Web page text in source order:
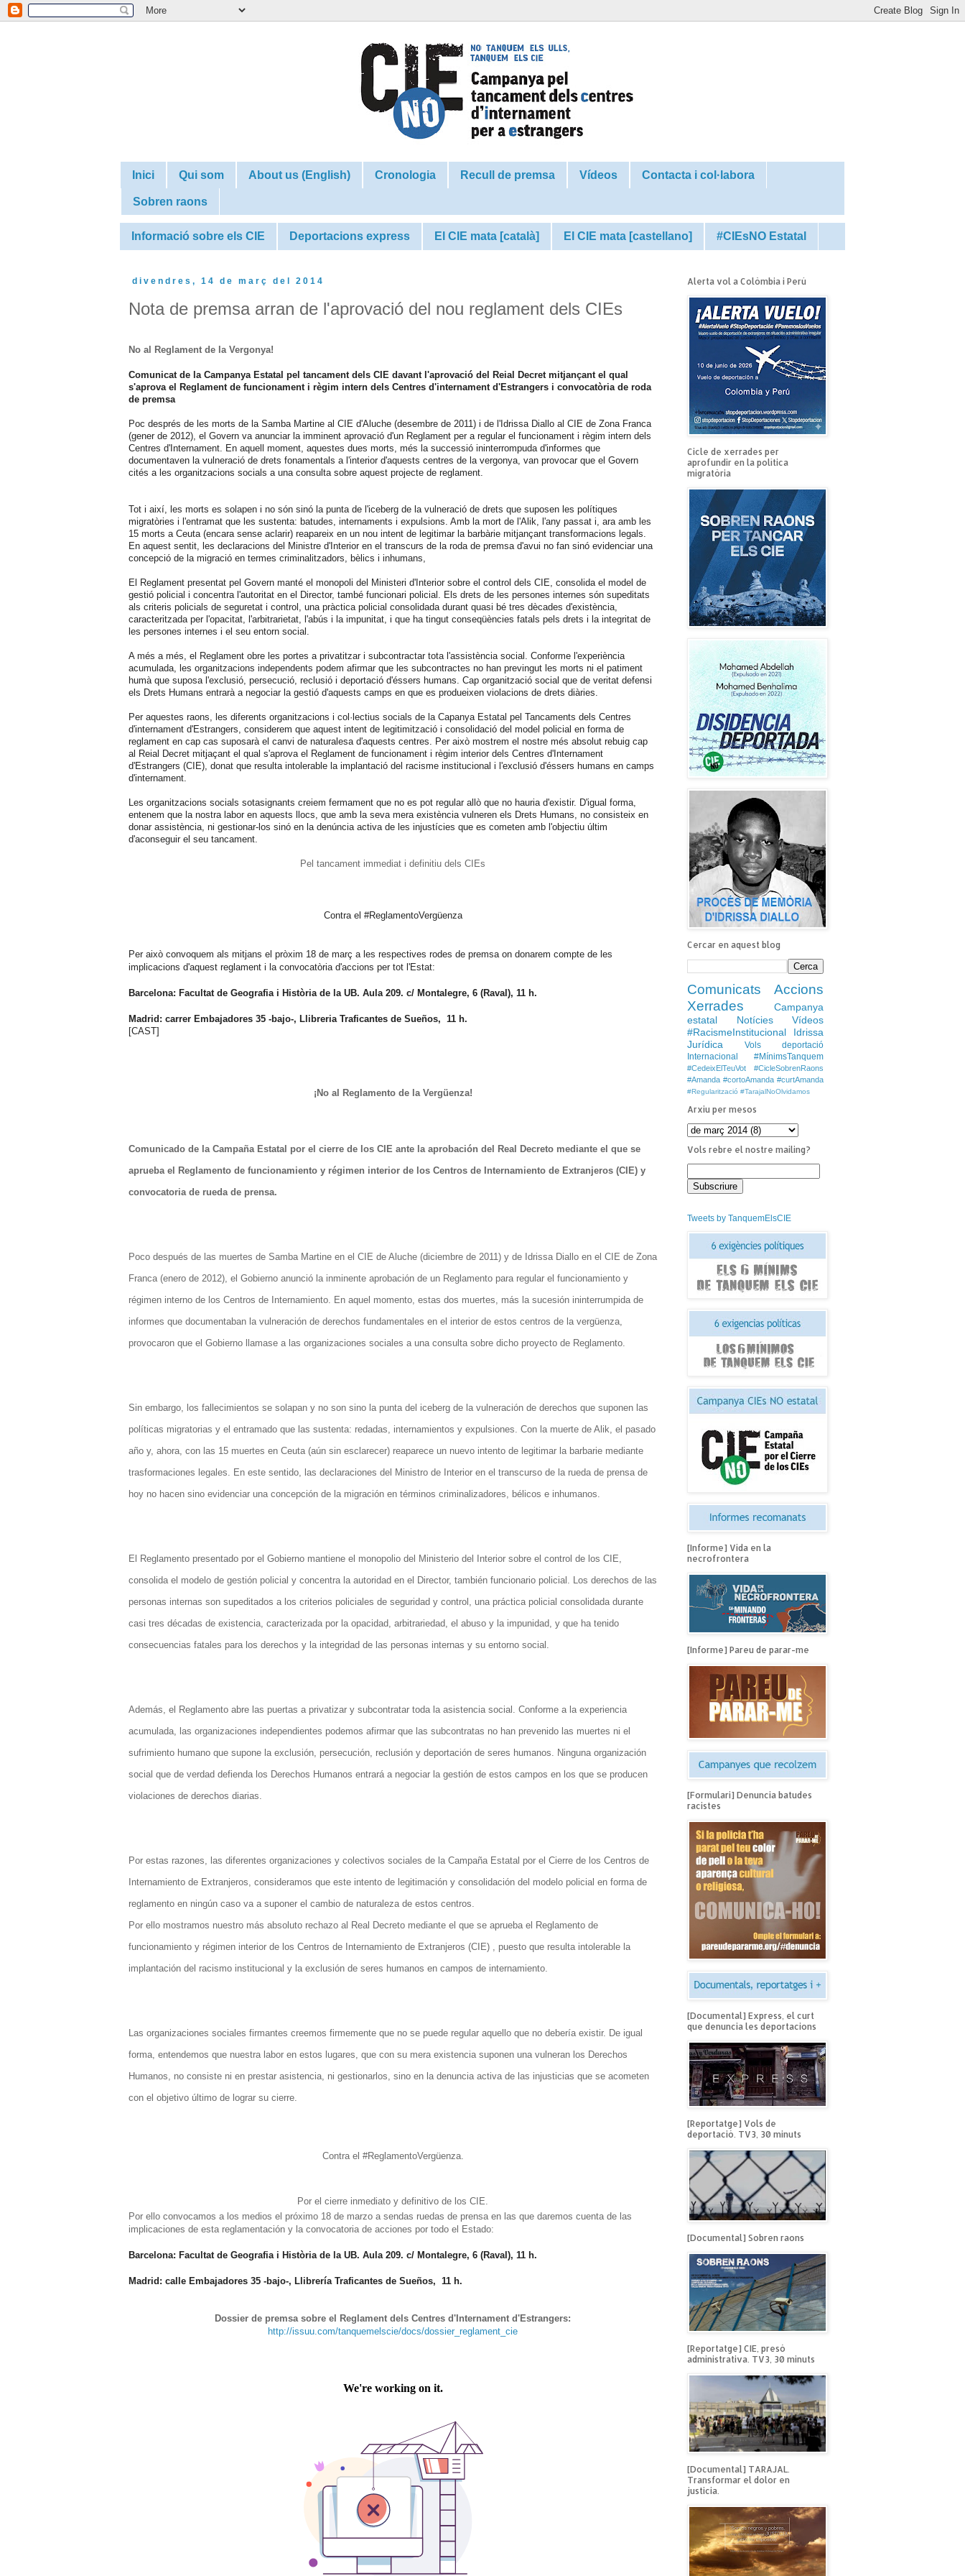
Inici Qui som About us (English) Cronologia Recull de premsa Vídeos Contacta i col·labora
Sobren raons
Informació sobre els CIE Deportacions express El CIE mata [català] El CIE mata [castellano] #CIEsNO Estatal
divendres, 14 de març del 2014
Nota de premsa arran de l'aprovació del nou reglament dels CIEs
No al Reglament de la Vergonya!
Comunicat de la Campanya Estatal pel tancament dels CIE davant l'aprovació del Reial Decret mitjançant el qual
s'aprova el Reglament de funcionament i règim intern dels Centres d'internament d'Estrangers i convocatòria de roda
de premsa
Poc després de les morts de la Samba Martine al CIE d'Aluche (desembre de 2011) i de l'Idrissa Diallo al CIE de Zona Franca
(gener de 2012), el Govern va anunciar la imminent aprovació d'un Reglament per a regular el funcionament i règim intern dels
Centres d'Internament. En aquell moment, aquestes dues morts, més la successió ininterrompuda d'informes que
documentaven la vulneració de drets fonamentals a l'interior d'aquests centres de la vergonya, van provocar que el Govern
cités a les organitzacions socials a una consulta sobre aquest projecte de reglament.
Tot i així, les morts es solapen i no són sinó la punta de l'iceberg de la vulneració de drets que suposen les polítiques
migratòries i l'entramat que les sustenta: batudes, internaments i expulsions. Amb la mort de l'Alik, l'any passat i, ara amb les
15 morts a Ceuta (encara sense aclarir) reapareix en un nou intent de legitimar la barbàrie mitjançant transformacions legals.
En aquest sentit, les declaracions del Ministre d'Interior en el transcurs de la roda de premsa d'avui no fan sinó evidenciar una
concepció de la migració en termes criminalitzadors, bèlics i inhumans,
El Reglament presentat pel Govern manté el monopoli del Ministeri d'Interior sobre el control dels CIE, consolida el model de
gestió policial i concentra l'autoritat en el Director, també funcionari policial. Els drets de les persones internes són supeditats
als criteris policials de seguretat i control, una pràctica policial consolidada durant quasi bé tres dècades d'existència,
caracteritzada per l'opacitat, l'arbitrarietat, l'abús i la impunitat, i que ha tingut conseqüències fatals pels drets i la integritat de
les persones internes i el seu entorn social.
A més a més, el Reglament obre les portes a privatitzar i subcontractar tota l'assistència social. Conforme l'experiència
acumulada, les organitzacions independents podem afirmar que les subcontractes no han previngut les morts ni el patiment
humà que suposa l'exclusió, persecució, reclusió i deportació d'éssers humans. Cap organització social que de veritat defensi
els Drets Humans entrarà a negociar la gestió d'aquests camps en que es produeixen violacions de drets diàries.
Per aquestes raons, les diferents organitzacions i col·lectius socials de la Capanya Estatal pel Tancaments dels Centres
d'internament d'Estrangers, considerem que aquest intent de legitimització i consolidació del model policial en forma de
reglament en cap cas suposarà el canvi de naturalesa d'aquests centres.
Per això mostrem el nostre més absolut rebuig cap
al Reial Decret mitjaçant el qual s'aprova el Reglament de funcionament i règim interior dels Centres d'Internament
d'Estrangers (CIE), donat que resulta intolerable la implantació del racisme institucional i l'exclusió d'éssers humans en camps
d'internament.
Les organitzacions socials sotasignants creiem fermament que no es pot regular allò que no hauria d'existir. D'igual forma,
entenem que la nostra labor en aquests llocs, que amb la seva mera existència vulneren els Drets Humans, no consisteix en
donar assistència, ni gestionar-los sinó en la denúncia activa de les injustícies que es cometen amb l'objectiu últim
d'aconseguir el seu tancament.
Pel tancament immediat i definitiu dels CIEs
Contra el #ReglamentoVergüenza
Per això convoquem als mitjans el pròxim 18 de març a les respectives rodes de premsa on donarem compte de les
implicacions d'aquest reglament i la convocatòria d'accions per tot l'Estat:
Barcelona: Facultat de Geografia i Història de la UB. Aula 209. c/ Montalegre, 6 (Raval), 11 h.
Madrid: carrer Embajadores 35 -bajo-, Llibreria Traficantes de Sueños, 11 h.
[CAST]
¡No al Reglamento de la Vergüenza!
Comunicado de la Campaña Estatal por el cierre de los CIE ante la aprobación del Real Decreto mediante el que se
aprueba el Reglamento de funcionamiento y régimen interior de los Centros de Internamiento de Extranjeros (CIE) y
convocatoria de rueda de prensa.
Poco después de las muertes de Samba Martine en el CIE de Aluche (diciembre de 2011) y de Idrissa Diallo en el CIE de Zona
Franca (enero de 2012), el Gobierno anunció la inminente aprobación de un Reglamento para regular el funcionamiento y
régimen interno de los Centros de Internamiento. En aquel momento, estas dos muertes, más la sucesión ininterrumpida de
informes que documentaban la vulneración de derechos fundamentales en el interior de estos centros de la vergüenza,
provocaron que el Gobierno llamase a las organizaciones sociales a una consulta sobre dicho proyecto de Reglamento.
Sin embargo, los fallecimientos se solapan y no son sino la punta del iceberg de la vulneración de derechos que suponen las
políticas migratorias y el entramado que las sustenta: redadas, internamientos y expulsiones. Con la muerte de Alik, el pasado
año y, ahora, con las 15 muertes en Ceuta (aún sin esclarecer) reaparece un nuevo intento de legitimar la barbarie mediante
trasformaciones legales. En este sentido, las declaraciones del Ministro de Interior en el transcurso de la rueda de prensa de
hoy no hacen sino evidenciar una concepción de la migración en términos criminalizadores, bélicos e inhumanos.
El Reglamento presentado por el Gobierno mantiene el monopolio del Ministerio del Interior sobre el control de los CIE,
consolida el modelo de gestión policial y concentra la autoridad en el Director, también funcionario policial. Los derechos de las
personas internas son supeditados a los criterios policiales de seguridad y control, una práctica policial consolidada durante
casi tres décadas de existencia, caracterizada por la opacidad, arbitrariedad, el abuso y la impunidad, y que ha tenido
consecuencias fatales para los derechos y la integridad de las personas internas y su entorno social.
Además, el Reglamento abre las puertas a privatizar y subcontratar toda la asistencia social. Conforme a la experiencia
acumulada, las organizaciones independientes podemos afirmar que las subcontratas no han prevenido las muertes ni el
sufrimiento humano que supone la exclusión, persecución, reclusión y deportación de seres humanos. Ninguna organización
social que de verdad defienda los Derechos Humanos entrará a negociar la gestión de estos campos en los que se producen
violaciones de derechos diarias.
Por estas razones, las diferentes organizaciones y colectivos sociales de la Campaña Estatal por el Cierre de los Centros de
Internamiento de Extranjeros, consideramos que este intento de legitimación y consolidación del modelo policial en forma de
reglamento en ningún caso va a suponer el cambio de naturaleza de estos centros.
Por ello mostramos nuestro más absoluto rechazo al Real Decreto mediante el que se aprueba el Reglamento de
funcionamiento y régimen interior de los Centros de Internamiento de Extranjeros (CIE) , puesto que resulta intolerable la
implantación del racismo institucional y la exclusión de seres humanos en campos de internamiento.
Las organizaciones sociales firmantes creemos firmemente que no se puede regular aquello que no debería existir. De igual
forma, entendemos que nuestra labor en estos lugares, que con su mera existencia suponen una vulneran los Derechos
Humanos, no consiste ni en prestar asistencia, ni gestionarlos, sino en la denuncia activa de las injusticias que se acometen
con el objetivo último de lograr su cierre.
Contra el #ReglamentoVergüenza.
Por el cierre inmediato y definitivo de los CIE.
Por ello convocamos a los medios el próximo 18 de marzo a sendas ruedas de prensa en las que daremos cuenta de las
implicaciones de esta reglamentación y la convocatoria de acciones por todo el Estado:
Barcelona: Facultat de Geografia i Història de la UB. Aula 209. c/ Montalegre, 6 (Raval), 11 h.
Madrid: calle Embajadores 35 -bajo-, Llibrería Traficantes de Sueños, 11 h.
Dossier de premsa sobre el Reglament dels Centres d'Internament d'Estrangers:
http://issuu.com/tanquemelscie/docs/dossier_reglament_cie
Alerta vol a Colòmbia i Perú
Cicle de xerrades per
aprofundir en la política
migratòria
Cercar en aquest blog
Comunicats
Accions
Xerrades
Campanya
estatal
Notícies
Vídeos
#RacismeInstitucional
Idrissa
Jurídica
Vols deportació
Internacional
#MínimsTanquem
#CedeixElTeuVot
#CicleSobrenRaons
#Amanda #cortoAmanda #curtAmanda
#Regularització #TarajalNoOlvidamos
Arxiu per mesos
Vols rebre el nostre mailing?
Tweets by TanquemElsCIE
[Informe] Vida en la
necrofrontera
[Informe] Pareu de parar-me
[Formulari] Denuncia batudes
racistes
[Documental] Express, el curt
que denuncia les deportacions
[Reportatge] Vols de
deportació. TV3, 30 minuts
[Documental] Sobren raons
[Reportatge] CIE, presó
administrativa. TV3, 30 minuts
[Documental] TARAJAL.
Transformar el dolor en
justicia.